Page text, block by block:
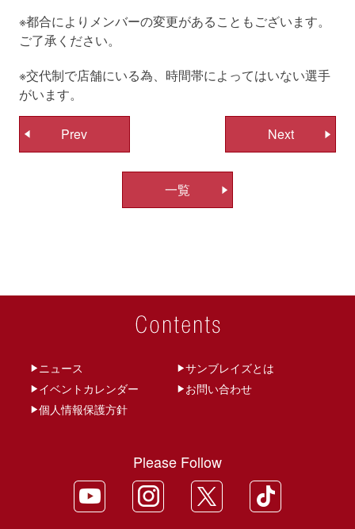
※都合によりメンバーの変更があることもございます。
ご了承ください。
※交代制で店舗にいる為、時間帯によってはいない選手
がいます。
投
稿
Prev Next
一覧
ニュース
サンブレイズとは
イベントカレンダー
お問い合わせ
個人情報保護方針
Please Follow